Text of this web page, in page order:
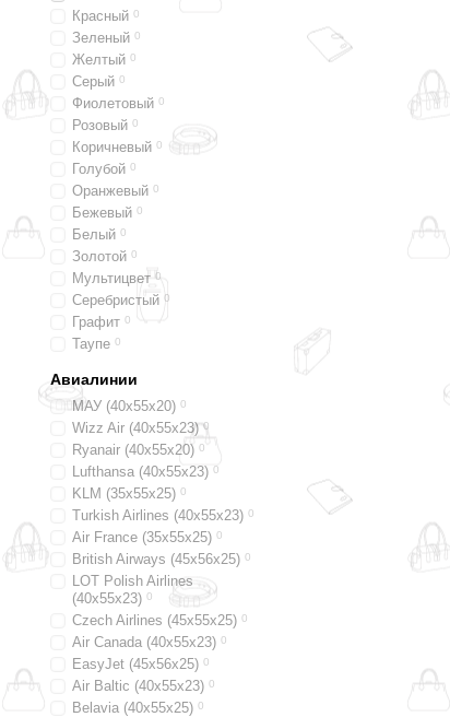
Красный 0
Зеленый 0
Желтый 0
Серый 0
Фиолетовый 0
Розовый 0
Коричневый 0
Голубой 0
Оранжевый 0
Бежевый 0
Белый 0
Золотой 0
Мультицвет 0
Серебристый 0
Графит 0
Таупе 0
Авиалинии
МАУ (40х55х20) 0
Wizz Air (40х55х23) 0
Ryanair (40х55х20) 0
Lufthansa (40х55х23) 0
KLM (35x55x25) 0
Turkish Airlines (40x55x23) 0
Air France (35x55x25) 0
British Airways (45x56x25) 0
LOT Polish Airlines
(40x55x23) 0
Czech Airlines (45x55x25) 0
Air Canada (40x55x23) 0
EasyJet (45х56х25) 0
Air Baltic (40x55x23) 0
Belavia (40х55х25) 0